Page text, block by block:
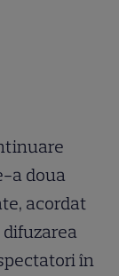
a doua
acordat
difuzarea
în